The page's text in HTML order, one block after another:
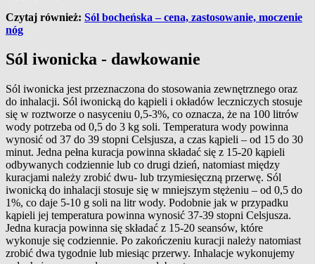
Czytaj również: Sól bocheńska – cena, zastosowanie, moczenie
nóg
Sól iwonicka - dawkowanie
Sól iwonicka jest przeznaczona do stosowania zewnętrznego oraz
do inhalacji. Sól iwonicką do kąpieli i okładów leczniczych stosuje
się w roztworze o nasyceniu 0,5-3%, co oznacza, że na 100 litrów
wody potrzeba od 0,5 do 3 kg soli. Temperatura wody powinna
wynosić od 37 do 39 stopni Celsjusza, a czas kąpieli – od 15 do 30
minut. Jedna pełna kuracja powinna składać się z 15-20 kąpieli
odbywanych codziennie lub co drugi dzień, natomiast między
kuracjami należy zrobić dwu- lub trzymiesięczną przerwę. Sól
iwonicką do inhalacji stosuje się w mniejszym stężeniu – od 0,5 do
1%, co daje 5-10 g soli na litr wody. Podobnie jak w przypadku
kąpieli jej temperatura powinna wynosić 37-39 stopni Celsjusza.
Jedna kuracja powinna się składać z 15-20 seansów, które
wykonuje się codziennie. Po zakończeniu kuracji należy natomiast
zrobić dwa tygodnie lub miesiąc przerwy. Inhalacje wykonujemy